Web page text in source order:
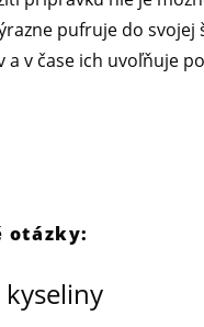
pufruje do
a v čase ich uvoľňuje
otázky: